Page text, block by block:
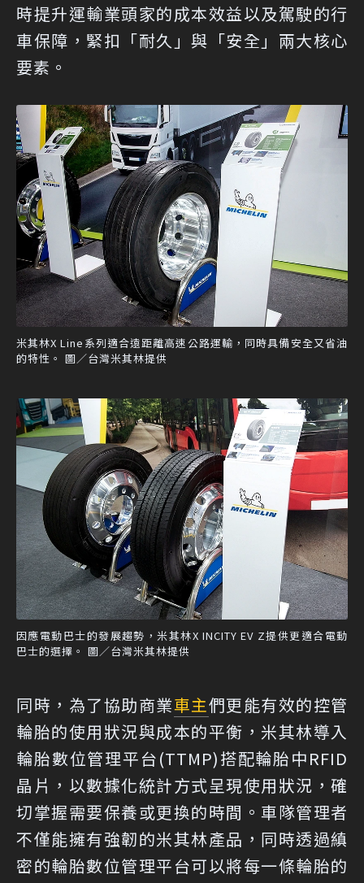
時提升運輸業頭家的成本效益以及駕駛的行
車保障，緊扣「耐久」與「安全」兩大核心
要素。
米其林X Line系列適合遠距離高速公路運輸，同時具備安全又省油
的特性。 圖／台灣米其林提供
因應電動巴士的發展趨勢，米其林X INCITY EV Z提供更適合電動
巴士的選擇。 圖／台灣米其林提供
同時，為了協助商業車主們更能有效的控管
輪胎的使用狀況與成本的平衡，米其林導入
輪胎數位管理平台(TTMP)搭配輪胎中RFID
晶片，以數據化統計方式呈現使用狀況，確
切掌握需要保養或更換的時間。車隊管理者
不僅能擁有強韌的米其林產品，同時透過縝
密的輪胎數位管理平台可以將每一條輪胎的